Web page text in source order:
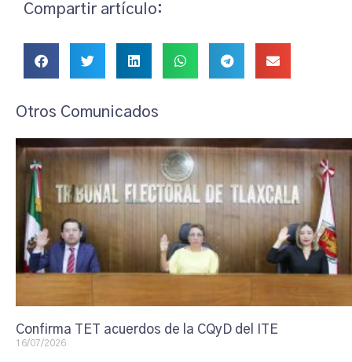
Compartir artículo:
Otros Comunicados
Confirma TET acuerdos de la CQyD del ITE
16/07/2026